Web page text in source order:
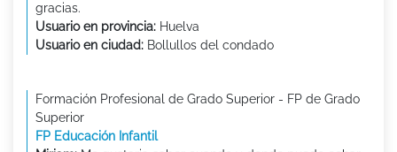
gracias.
Usuario en provincia: Huelva
Usuario en ciudad: Bollullos del condado
Formación Profesional de Grado Superior - FP de Grado
Superior
FP Educación Infantil